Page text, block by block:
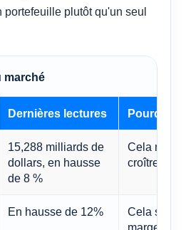
plutôt qu'un seul
marché
Dernières lectures Pourquoi
15,288 milliards de
dollars, en hausse
de 8 %
Cela
croître à
En hausse de 12%
Cela
marges et